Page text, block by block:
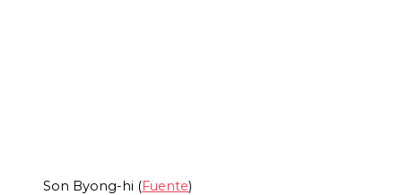
Son Byong-hi (Fuente)